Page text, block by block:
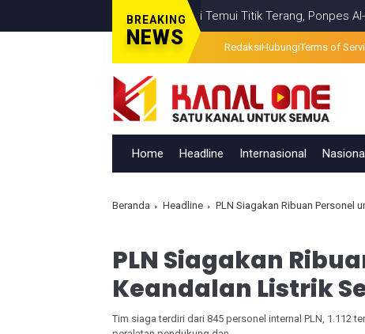
BREAKING
NEWS
Visual Berita Televisi Temui Titik Terang, Ponpes Al-
RedaksiHubungiTerms of
Home Headline Internasional
Beranda Headline PLN Siagakan Ribuan Personel
PLN Siagakan
Keandalan Listrik
Tim siaga terdiri dari 845 personel internal PLN, 1.112